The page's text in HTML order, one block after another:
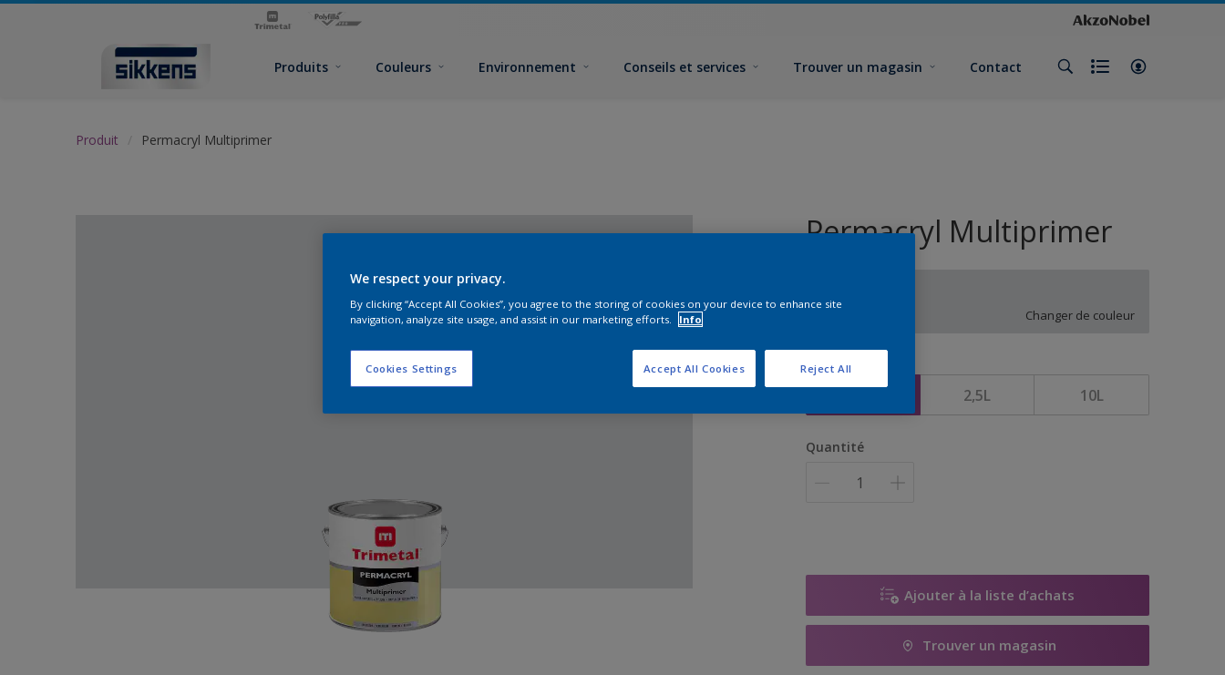
Produits Couleurs Environnement Conseils et services Trouver un magasin Contact
Produit Permacryl Multiprimer
Permacryl Multiprimer
Changer de couleur
Format
2,5L 10L
Quantité
Ajouter à la liste d’achats
Trouver un magasin
We respect your privacy.
By clicking “Accept All Cookies”, you agree to the storing of cookies on your device to enhance site
navigation, analyze site usage, and assist in our marketing efforts.
Info
Cookies Settings Reject All
Accept All Cookies